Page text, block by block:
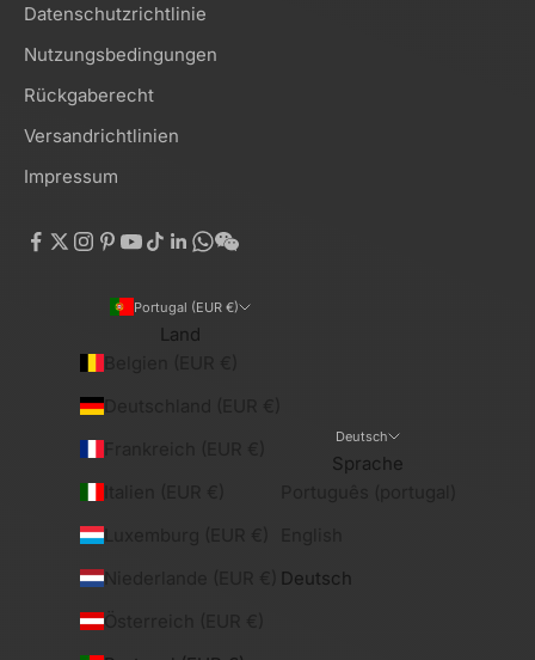
Datenschutzrichtlinie
Nutzungsbedingungen
Rückgaberecht
Versandrichtlinien
Impressum
Portugal (EUR €)
Land
Deutsch
Sprache
Deutsch